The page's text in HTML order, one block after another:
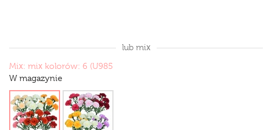
lub mix
Mix: mix kolorów: 6 (U985
W magazynie